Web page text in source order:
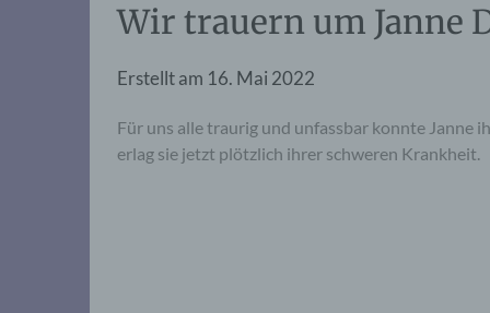
Wir trauern um Janne
Erstellt am 16. Mai 2022
Für uns alle traurig und unfassbar konnte Janne
erlag sie jetzt plötzlich ihrer schweren Krankheit.